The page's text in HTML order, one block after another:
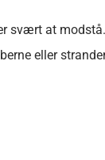
svært at
eller